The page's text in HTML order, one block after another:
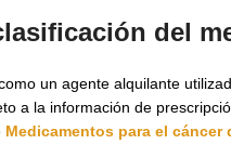
del
un agente alquilante
a la información de
Medicamentos para el cáncer